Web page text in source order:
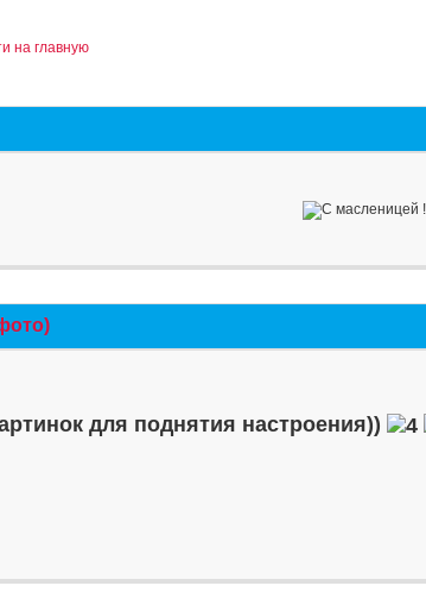
на главную
для поднятия настроения))